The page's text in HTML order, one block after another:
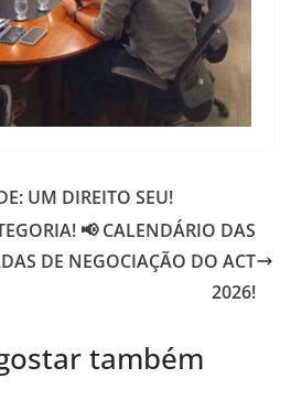
UM DIREITO SEU!
📢 CALENDÁRIO DAS
DE NEGOCIAÇÃO DO ACT
2026!
também